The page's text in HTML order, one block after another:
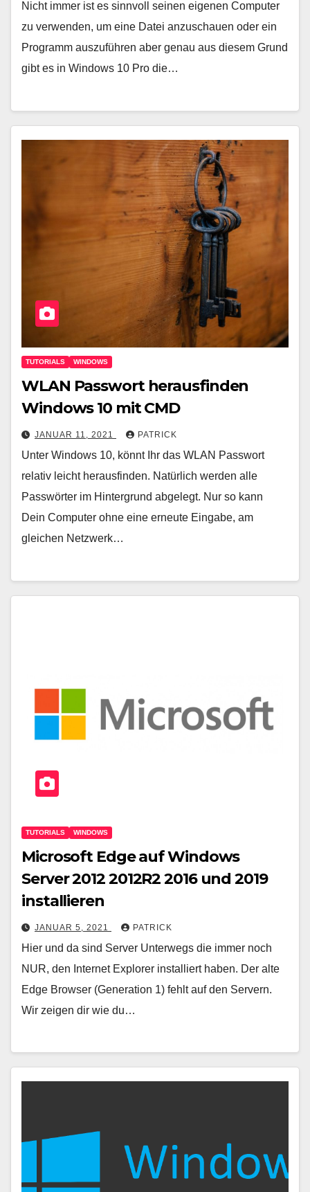
Nicht immer ist es sinnvoll seinen eigenen Computer
zu verwenden, um eine Datei anzuschauen oder ein
Programm auszuführen aber genau aus diesem Grund
gibt es in Windows 10 Pro die…
TUTORIALS WINDOWS
WLAN Passwort herausfinden
Windows 10 mit CMD
JANUAR 11, 2021 PATRICK
Unter Windows 10, könnt Ihr das WLAN Passwort
relativ leicht herausfinden. Natürlich werden alle
Passwörter im Hintergrund abgelegt. Nur so kann
Dein Computer ohne eine erneute Eingabe, am
gleichen Netzwerk…
TUTORIALS WINDOWS
Microsoft Edge auf Windows
Server 2012 2012R2 2016 und 2019
installieren
JANUAR 5, 2021 PATRICK
Hier und da sind Server Unterwegs die immer noch
NUR, den Internet Explorer installiert haben. Der alte
Edge Browser (Generation 1) fehlt auf den Servern.
Wir zeigen dir wie du…